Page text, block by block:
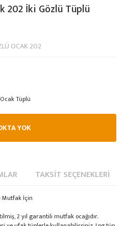
202 İki Gözlü Tüplü
OCAK 202
Tüplü
YOK
TAKSIT SEÇENEKLERI
Mutfak İçin
2 yıl garantili mutfak ocağıdır.